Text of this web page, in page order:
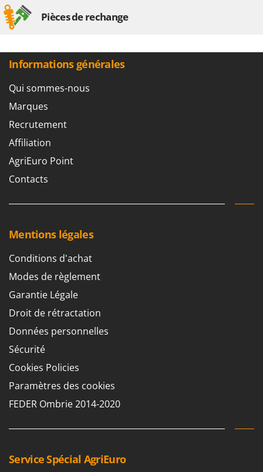
Nilfisk
Novatec
NuAir
NuovaFac
O
Officine Savioli
Oliviero
Olix
Ompagrill
Ooni
Oriental Koshin
Outdoorchef
P
Palumbo Pavi
Partisani
Paterlini
Philips
Pramac
Prismafood
R
R.G.V.
Pièces de rechange
Informations générales
Qui sommes-nous
Marques
Recrutement
Affiliation
AgriEuro Point
Contacts
Mentions légales
Conditions d'achat
Modes de règlement
Garantie Légale
Droit de rétractation
Données personnelles
Sécurité
Cookies Policies
Paramètres des cookies
FEDER Ombrie 2014-2020
Service Spécial AgriEuro